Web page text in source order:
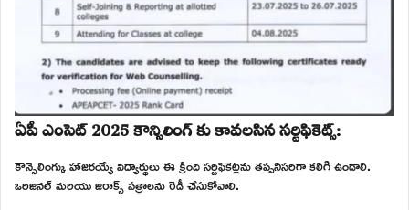
ఏపీ ఎంసెట్ 2025 కౌన్సిలింగ్ కు కావలసిన సర్టిఫికెట్స్:
కౌన్సెలింగ్కు హాజరయ్యే విద్యార్థులు ఈ క్రింది సర్టిఫికెట్లను తప్పనిసరిగా కలిగి ఉండాలి.
ఒరిజినల్ మరియు జిరాక్స్ పత్రాలను రెడీ చేసుకోవాలి.